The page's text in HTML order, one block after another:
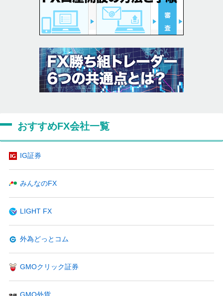
おすすめFX会社一覧
IG証券
みんなのFX
LIGHT FX
外為どっとコム
GMOクリック証券